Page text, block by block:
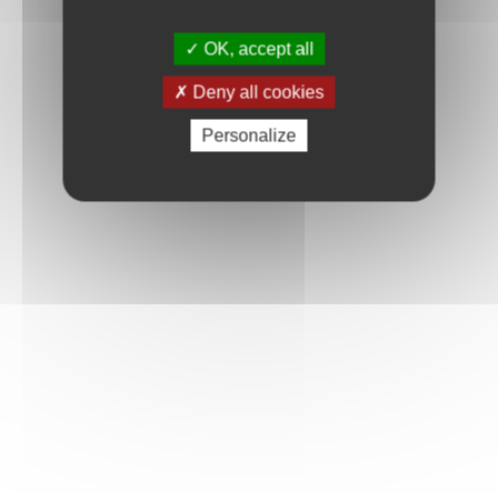
OK, accept all
Deny all cookies
Personalize